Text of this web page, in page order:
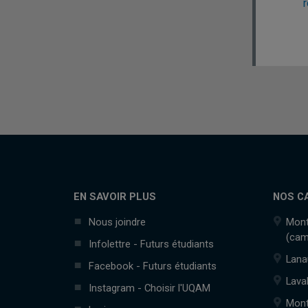
EN SAVOIR PLUS
Nous joindre
Infolettre - Futurs étudiants
Facebook - Futurs étudiants
Instagram - Choisir l'UQAM
NOS
Laval